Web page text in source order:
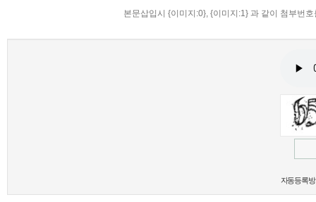
본문삽입시 {이미지:0}, {이미지:1} 과 같이 첨부번
자동등록